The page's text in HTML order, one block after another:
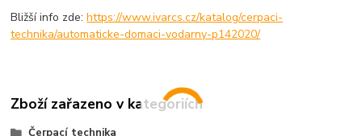
Bližší info zde:https://www.ivarcs.cz/katalog/cerpaci-
technika/automaticke-domaci-vodarny-p142020/
Zboží zařazeno v kategoriích
Čerpací technika